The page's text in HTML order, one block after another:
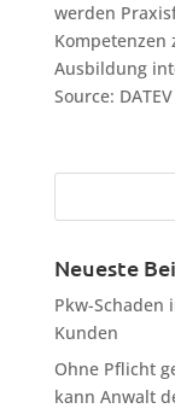
werden
Ausbildung
Source: DATEV
Neueste
Pkw-Schaden
Kunden
Ohne Pflicht
kann Anwalt